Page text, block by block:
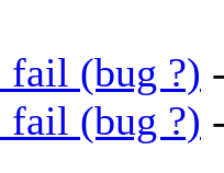
fail (bug ?)
fail (bug ?)